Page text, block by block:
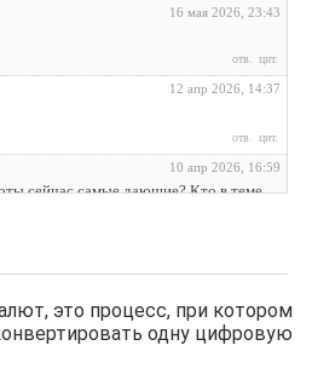
16 мая 2026, 23:43
отв. цит.
12 апр 2026, 14:37
отв. цит.
10 апр 2026, 16:59
сейчас самые дающие? Кто в теме
отв. цит.
26 мар 2026, 01:35
это процесс, при котором
одну цифровую